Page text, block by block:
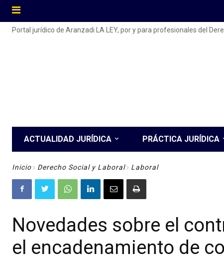
Portal jurídico de Aranzadi LA LEY, por y para profesionales del
ACTUALIDAD JURÍDICA PRÁCTICA JURÍDICA
Inicio Derecho Social y Laboral Laboral
Novedades sobre el
el encadenamiento de